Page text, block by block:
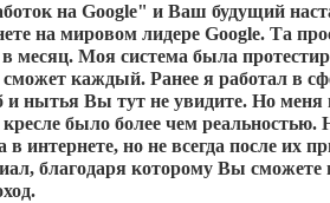
на Google" и Ваш будущий
на мировом лидере Google. Та
месяц. Моя система была
каждый. Ранее я работал в
и нытья Вы тут не увидите. Но меня
кресле было более чем
интернете, но не всегда после их
благодаря которому Вы сможете